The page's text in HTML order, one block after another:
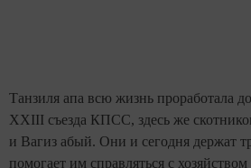
Танзиля апа всю жизнь проработала
XXIII съезда КПСС, здесь же
и Вагиз абый. Они и сегодня держат
помогает им справляться с